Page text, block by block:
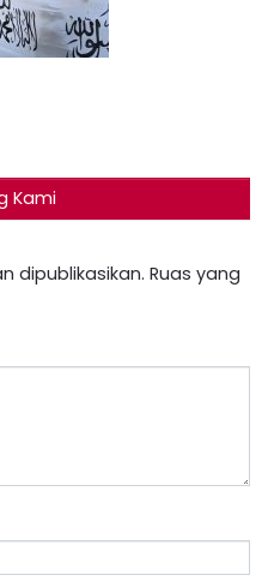
Kami
dipublikasikan. Ruas yang